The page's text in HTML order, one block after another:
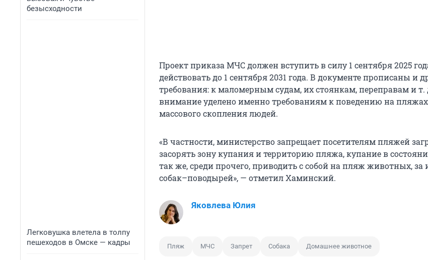
безысходности
Легковушка влетела в толпу
пешеходов в Омске — кадры
Проект приказа МЧС должен вступить в силу 1 сентября 2025
действовать до 1 сентября 2031 года. В документе прописаны и
требования: к маломерным судам, их стоянкам, переправам и т.
внимание уделено именно требованиям к поведению на пляжах
массового скопления людей.
«В частности, министерство запрещает посетителям пляжей
засорять зону купания и территорию пляжа, купание в
так же, среди прочего, приводить с собой на пляж животных,
собак–поводырей», — отметил Хаминский.
Яковлева Юлия
Пляж МЧС Запрет Собака Домашнее животное